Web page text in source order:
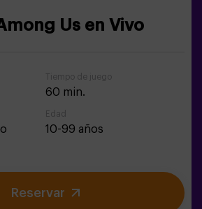
Us en Vivo
Tiempo de juego
60 min.
Edad
10-99 años
Reservar